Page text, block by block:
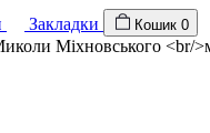
Закладки Кошик 0
Міхновського <br/